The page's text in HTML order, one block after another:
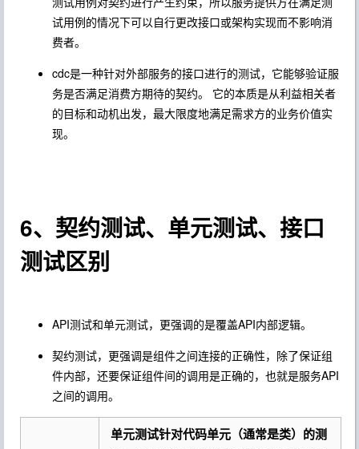
试用例的情况下可以自行更改接口或架构实现而不影响消
费者。
cdc是一种针对外部服务的接口进行的测试，它能够验证服
务是否满足消费方期待的契约。 它的本质是从利益相关者
的目标和动机出发，最大限度地满足需求方的业务价值实
现。
6、契约测试、单元测试、接口
测试区别
API测试和单元测试，更强调的是覆盖API内部逻辑。
契约测试，更强调是组件之间连接的正确性，除了保证组
件内部，还要保证组件间的调用是正确的，也就是服务API
之间的调用。
单元测试针对代码单元（通常是类）的测